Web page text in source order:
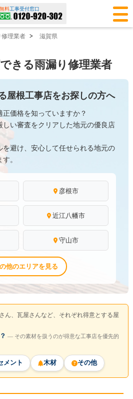
無料工事受付窓口
理業者 > 滋賀県
きる雨漏り修理業者
屋根工事店をお探しの方へ
価格を知っていますか？
しい審査をクリアした地元の優良店
を避け、安心して任せられる地元の
。
彦根市
近江八幡市
守山市
他のエリアを見る
ん、瓦屋さんなど、それぞれ得意とする屋
― その素材を扱うのが得意な工事店を優先的
メント 木材 その他